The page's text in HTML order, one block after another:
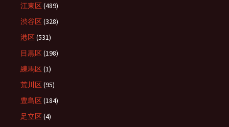
江東区(489)
渋谷区(328)
港区(531)
目黒区(198)
練馬区(1)
荒川区(95)
豊島区(184)
足立区(4)